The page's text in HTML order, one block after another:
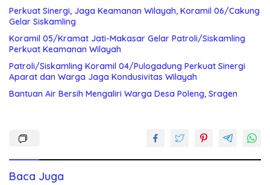
Perkuat Sinergi, Jaga Keamanan Wilayah, Koramil 06/Cakung
Gelar Siskamling
Koramil 05/Kramat Jati-Makasar Gelar Patroli/Siskamling
Perkuat Keamanan Wilayah
Patroli/Siskamling Koramil 04/Pulogadung Perkuat Sinergi
Aparat dan Warga Jaga Kondusivitas Wilayah
Bantuan Air Bersih Mengaliri Warga Desa Poleng, Sragen
Baca Juga